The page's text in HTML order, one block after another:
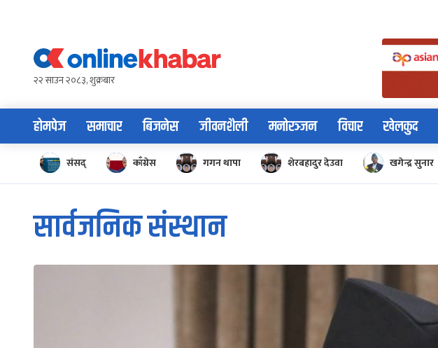
content२२ साउन २०८३, शुक्रबार
होमपेज समाचार बिजनेस जीवनशैली मनोरञ्जन विचार खेलकुद
संसद् काँग्रेस गगन थापा शेरबहादुर देउवा खगेन्द्र सुनार
सार्वजनिक संस्थान